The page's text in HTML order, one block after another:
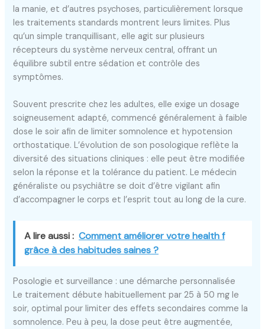
la manie, et d’autres psychoses, particulièrement lorsque
les traitements standards montrent leurs limites. Plus
qu’un simple tranquillisant, elle agit sur plusieurs
récepteurs du système nerveux central, offrant un
équilibre subtil entre sédation et contrôle des
symptômes.
Souvent prescrite chez les adultes, elle exige un dosage
soigneusement adapté, commencé généralement à faible
dose le soir afin de limiter somnolence et hypotension
orthostatique. L’évolution de son posologique reflète la
diversité des situations cliniques : elle peut être modifiée
selon la réponse et la tolérance du patient. Le médecin
généraliste ou psychiâtre se doit d’être vigilant afin
d’accompagner le corps et l’esprit tout au long de la cure.
A lire aussi : Comment améliorer votre health f
grâce à des habitudes saines ?
Posologie et surveillance : une démarche personnalisée
Le traitement débute habituellement par 25 à 50 mg le
soir, optimal pour limiter des effets secondaires comme la
somnolence. Peu à peu, la dose peut être augmentée,